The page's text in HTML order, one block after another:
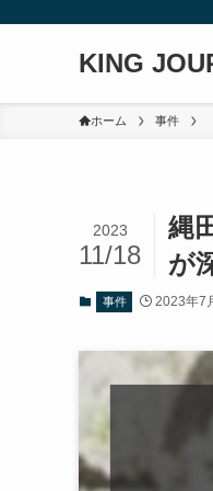
KING
ホーム 事件
縄
が
2023
11/18
事件 2023年7